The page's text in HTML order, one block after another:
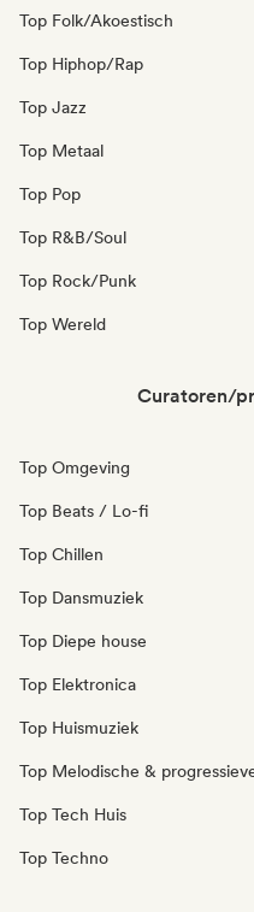
Top Folk/Akoestisch
Top Hiphop/Rap
Top Jazz
Top Metaal
Top Pop
Top R&B/Soul
Top Rock/Punk
Top Wereld
Curatoren/
Top Omgeving
Top Beats / Lo-fi
Top Chillen
Top Dansmuziek
Top Diepe house
Top Elektronica
Top Huismuziek
Top Melodische &
Top Tech Huis
Top Techno